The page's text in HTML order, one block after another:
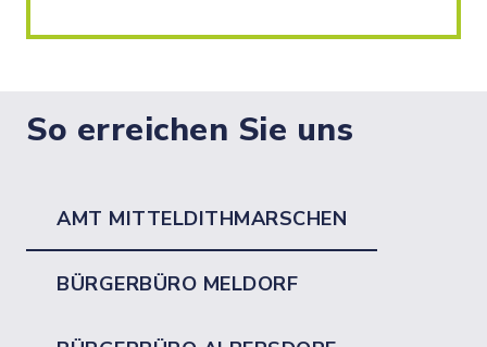
So erreichen Sie uns
AMT MITTELDITHMARSCHEN
BÜRGERBÜRO MELDORF